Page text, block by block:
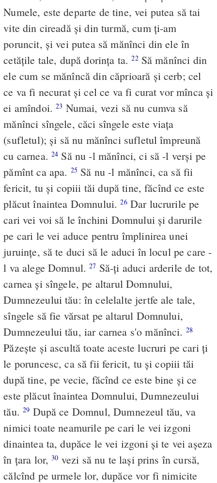
Numele, este departe de tine, vei putea să tai
vite din cireadă şi din turmă, cum ţi-am
poruncit, şi vei putea să mănînci din ele în
cetăţile tale, după dorinţa ta.22Să mănînci din
ele cum se mănîncă din căprioară şi cerb; cel
ce va fi necurat şi cel ce va fi curat vor mînca şi
ei amîndoi.23 Numai, vezi să nu cumva să
mănînci sîngele, căci sîngele este viaţa
(sufletul); şi să nu mănînci sufletul împreună
cu carnea. 24 Să nu -l mănînci, ci să -l verşi pe
pămînt ca apa. 25 Să nu -l mănînci, ca să fii
fericit, tu şi copiii tăi după tine, făcînd ce este
plăcut înaintea Domnului.26Dar lucrurile pe
cari vei voi să le închini Domnului şi darurile
pe cari le vei aduce pentru împlinirea unei
juruinţe, să te duci să le aduci în locul pe care -
l va alege Domnul.27 Să-ţi aduci arderile de tot,
carnea şi sîngele, pe altarul Domnului,
Dumnezeului tău: în celelalte jertfe ale tale,
sîngele să fie vărsat pe altarul Domnului,
Dumnezeului tău, iar carnea s'o mănînci. 28
Păzeşte şi ascultă toate aceste lucruri pe cari ţi
le poruncesc, ca să fii fericit, tu şi copiii tăi
după tine, pe vecie, făcînd ce este bine şi ce
este plăcut înaintea Domnului, Dumnezeului
tău.29 După ce Domnul, Dumnezeul tău, va
nimici toate neamurile pe cari le vei izgoni
dinaintea ta, dupăce le vei izgoni şi te vei aşeza
în ţara lor,30 vezi să nu te laşi prins în cursă,
călcînd pe urmele lor, dupăce vor fi nimicite